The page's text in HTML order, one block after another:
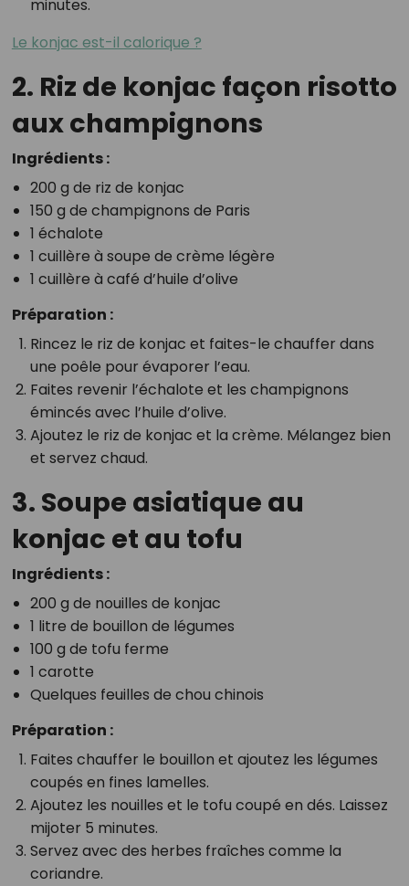
minutes.
Le konjac est-il calorique ?
2. Riz de konjac façon risotto
aux champignons
Ingrédients :
200 g de riz de konjac
150 g de champignons de Paris
1 échalote
1 cuillère à soupe de crème légère
1 cuillère à café d’huile d’olive
Préparation :
Rincez le riz de konjac et faites-le chauffer dans
une poêle pour évaporer l’eau.
Faites revenir l’échalote et les champignons
émincés avec l’huile d’olive.
Ajoutez le riz de konjac et la crème. Mélangez bien
et servez chaud.
3. Soupe asiatique au
konjac et au tofu
Ingrédients :
200 g de nouilles de konjac
1 litre de bouillon de légumes
100 g de tofu ferme
1 carotte
Quelques feuilles de chou chinois
Préparation :
Faites chauffer le bouillon et ajoutez les légumes
coupés en fines lamelles.
Ajoutez les nouilles et le tofu coupé en dés. Laissez
mijoter 5 minutes.
Servez avec des herbes fraîches comme la
coriandre.